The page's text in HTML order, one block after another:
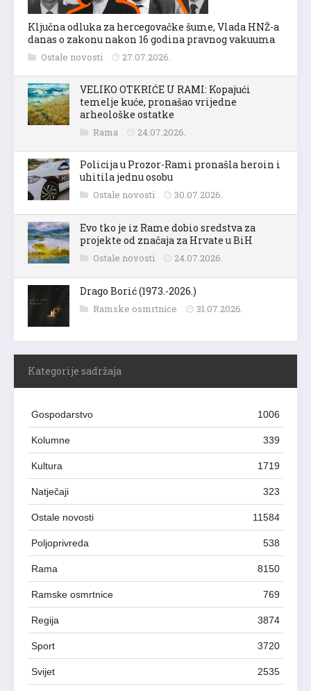
Ključna odluka za hercegovačke šume, Vlada HNŽ-a
danas o zakonu nakon 16 godina pravnog vakuuma
Ostale novosti 27.07.2026.
VELIKO OTKRIĆE U RAMI: Kopajući
temelje kuće, pronašao vrijedne
arheološke ostatke
Rama 24.07.2026.
Policija u Prozor-Rami pronašla heroin i
uhitila jednu osobu
Ostale novosti 30.07.2026.
Evo tko je iz Rame dobio sredstva za
projekte od značaja za Hrvate u BiH
Ostale novosti 24.07.2026.
Drago Borić (1973.-2026.)
Ramske osmrtnice 31.07.2026.
Kategorije sadržaja
Gospodarstvo 1006
Kolumne 339
Kultura 1719
Natječaji 323
Ostale novosti 11584
Poljoprivreda 538
Rama 8150
Ramske osmrtnice 769
Regija 3874
Sport 3720
Svijet 2535